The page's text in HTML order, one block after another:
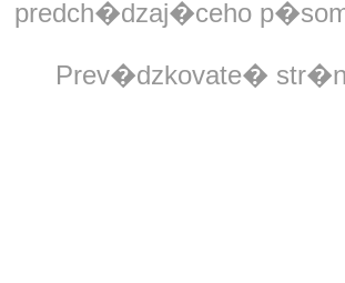
predch�dzaj�ceho
Prev�dzkovate�